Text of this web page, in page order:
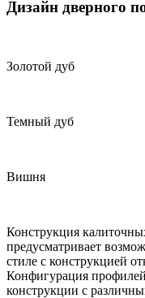
Дизайн дверного
Золотой дуб
Темный дуб
Вишня
Конструкция
предусматривает
стиле с конструкцией
Конфигурация
конструкции с